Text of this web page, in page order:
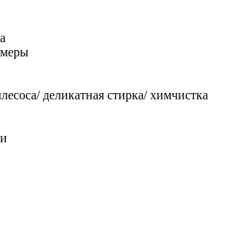
деликатная стирка/ химчистка